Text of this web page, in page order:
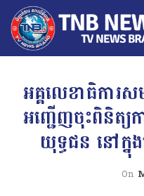
អគ្គលេខាធិការ
អញ្ជើញចុះពិនិត្យ
យុទ្ធជន នៅក្នុ
On